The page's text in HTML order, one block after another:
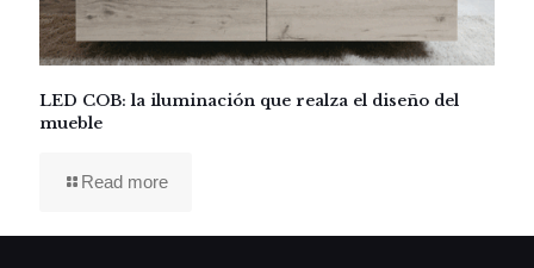
LED COB: la iluminación que realza el diseño del
mueble
Read more